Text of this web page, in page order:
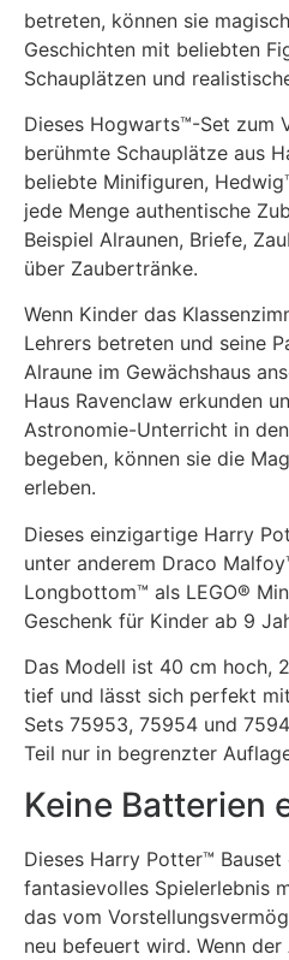
betreten, können sie
Geschichten mit beliebten
Schauplätzen und
Dieses Hogwarts™-Set zum
berühmte Schauplätze aus
beliebte Minifiguren,
jede Menge authentische
Beispiel Alraunen, Briefe,
über Zaubertränke.
Wenn Kinder das
Lehrers betreten und seine
Alraune im Gewächshaus
Haus Ravenclaw erkunden
Astronomie-Unterricht in
begeben, können sie die
erleben.
Dieses einzigartige Harry
unter anderem Draco
Longbottom™ als LEGO®
Geschenk für Kinder ab 9
Das Modell ist 40 cm hoch,
tief und lässt sich perfekt
Sets 75953, 75954 und
Teil nur in begrenzter
Keine Batterien
Dieses Harry Potter™
fantasievolles Spielerlebnis
das vom
neu befeuert wird. Wenn